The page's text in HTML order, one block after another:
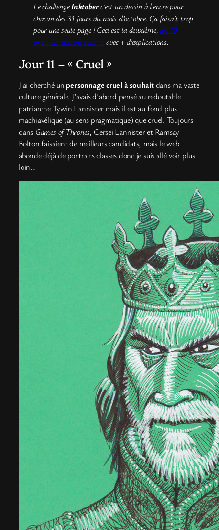
Le challengeInktoberc’est un dessin à l’encre pour
chacun des 31 jours du mois d’octobre. Ça faisait trop
pour une seule page ! Ceci est la deuxième, les 10
premiers dessins sont làavec + d’explications.
Jour 11 – « Cruel »
J’ai cherché un personnage cruel à souhaitdans ma vaste
culture générale. J’avais d’abord pensé au redoutable
patriarche Tywin Lannister mais il est au fond plus
machiavélique (au sens pragmatique) que cruel. Toujours
dans Games of Thrones, Cersei Lannister et Ramsay
Bolton faisaient de meilleurs candidats, mais le web
abonde déjà de portraits classes donc je suis allé voir plus
loin…